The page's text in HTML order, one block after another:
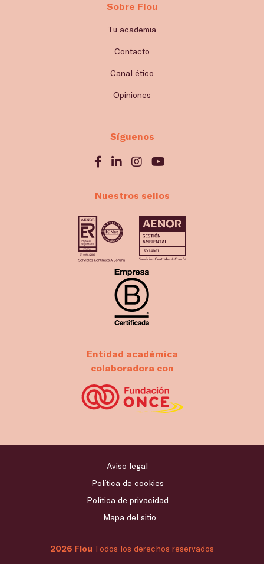
Sobre Flou
Tu academia
Contacto
Canal ético
Opiniones
Síguenos
Nuestros sellos
Entidad académica
colaboradora con
2026 Flou Todos los derechos reservados
Aviso legal
Política de cookies
Política de privacidad
Mapa del sitio